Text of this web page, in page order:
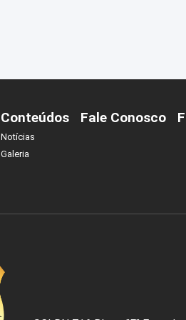
Conteúdos
Notícias
Galeria
Fale Conosco